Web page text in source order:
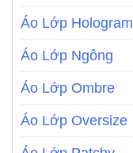
Áo Lớp Hologram
Áo Lớp Ngông
Áo Lớp Ombre
Áo Lớp Oversize